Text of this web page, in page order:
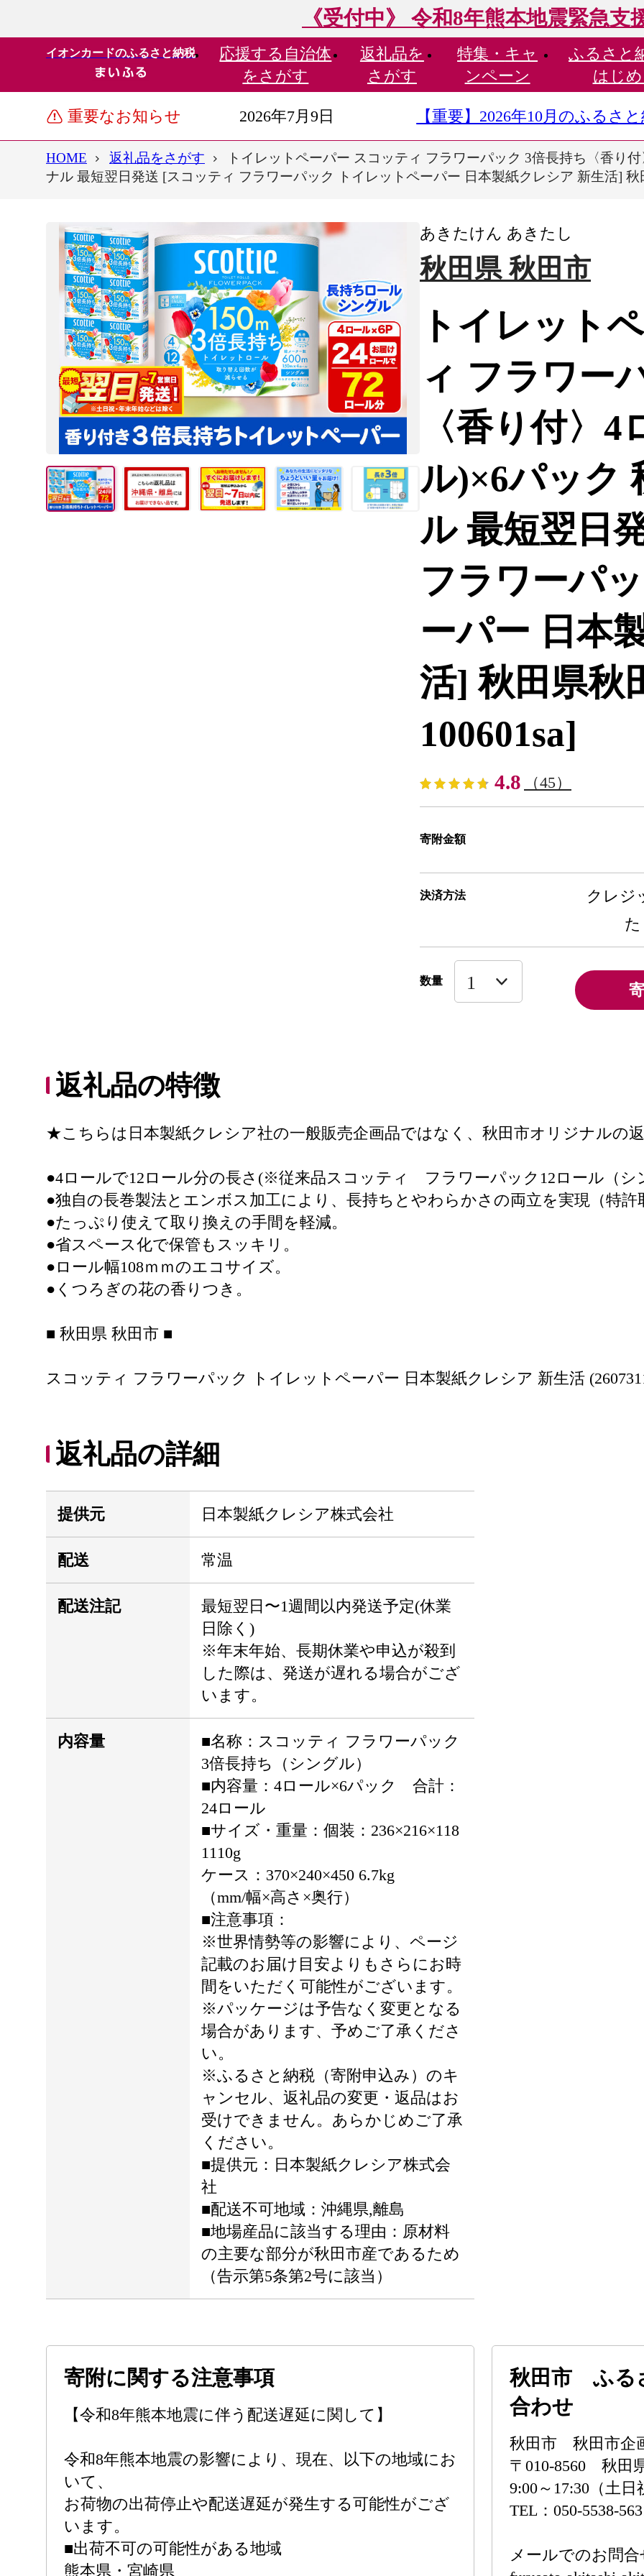
《受付中》 令和8年熊本地震緊急支
イオンカードのふるさと納税 応援する 自治体
をさがす
返礼品を
さがす
特集・ キャ
ンペーン
ふるさと
はじ
重要なお知らせ 2026年7月9日 【重要】2026年10月のふるさ
HOME 返礼品をさがす
トイレットペーパー スコッティ フラワーパック 3倍長持ち〈香り
ナル 最短翌日発送 [スコッティ フラワーパック トイレットペーパー 日本製紙クレシア 新生活] 秋
あきたけん あきたし
秋田県 秋田市
トイレット
ィ フラワー
〈香り付〉
ル)×6パック
ル 最短翌日
フラワーパ
ーパー 日本
活] 秋田県秋
100601sa]
4.8 （45）
寄附金額
決済方法
クレジ
数量
返礼品の特徴
★こちらは日本製紙クレシア社の一般販売企画品ではなく、秋田市オリジナルの
●4ロールで12ロール分の長さ(※従来品スコッティ フラワーパック12ロール（シ
●独自の長巻製法とエンボス加工により、長持ちとやわらかさの両立を実現（特許
●たっぷり使えて取り換えの手間を軽減。
●省スペース化で保管もスッキリ。
●ロール幅108ｍｍのエコサイズ。
●くつろぎの花の香りつき。
■ 秋田県 秋田市 ■
スコッティ フラワーパック トイレットペーパー 日本製紙クレシア 新生活
返礼品の詳細
提供元 日本製紙クレシア株式会社
配送 常温
配送注記
最短翌日〜1週間以内発送予定(休業
日除く)
※年末年始、長期休業や申込が殺到
した際は、発送が遅れる場合がござ
います。
内容量
■名称：スコッティ フラワーパック
3倍長持ち（シングル）
■内容量：4ロール×6パック 合計：
24ロール
■サイズ・重量：個装：236×216×118
1110g
ケース：370×240×450 6.7kg
（mm/幅×高さ×奥行）
■注意事項：
※世界情勢等の影響により、ページ
記載のお届け目安よりもさらにお時
間をいただく可能性がございます。
※パッケージは予告なく変更となる
場合があります、予めご了承くださ
い。
※ふるさと納税（寄附申込み）のキ
ャンセル、返礼品の変更・返品はお
受けできません。あらかじめご了承
ください。
■提供元：日本製紙クレシア株式会
社
■配送不可地域：沖縄県,離島
■地場産品に該当する理由：原材料
の主要な部分が秋田市産であるため
（告示第5条第2号に該当）
寄附に関する注意事項
【令和8年熊本地震に伴う配送遅延に関して】
令和8年熊本地震の影響により、現在、以下の地域にお
いて、
お荷物の出荷停止や配送遅延が発生する可能性がござ
います。
■出荷不可の可能性がある地域
熊本県・宮崎県
秋田市 ふる
合わせ
秋田市 秋田市企
〒010-8560 秋田
9:00～17:30（土
TEL：050-5538-
メールでのお問合